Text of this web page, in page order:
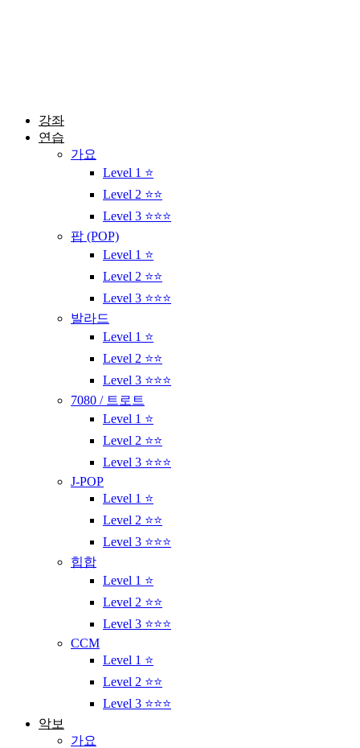
강좌
연습
가요
Level 1 ⭐
Level 2 ⭐⭐
Level 3 ⭐⭐⭐
팝 (POP)
Level 1 ⭐
Level 2 ⭐⭐
Level 3 ⭐⭐⭐
발라드
Level 1 ⭐
Level 2 ⭐⭐
Level 3 ⭐⭐⭐
7080 / 트로트
Level 1 ⭐
Level 2 ⭐⭐
Level 3 ⭐⭐⭐
J-POP
Level 1 ⭐
Level 2 ⭐⭐
Level 3 ⭐⭐⭐
힙합
Level 1 ⭐
Level 2 ⭐⭐
Level 3 ⭐⭐⭐
CCM
Level 1 ⭐
Level 2 ⭐⭐
Level 3 ⭐⭐⭐
악보
가요